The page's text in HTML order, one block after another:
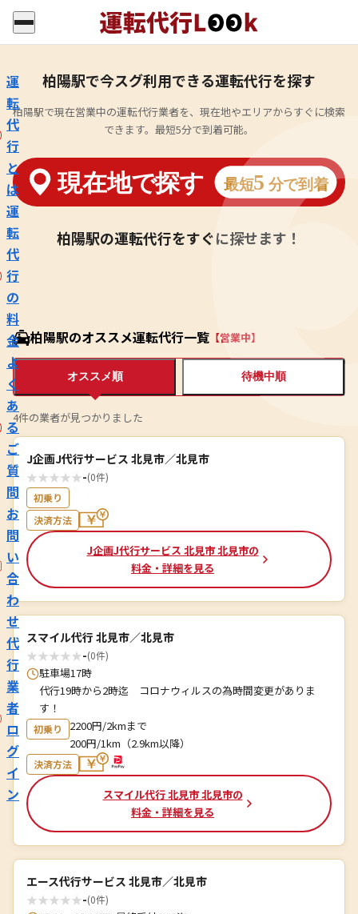
運
転
代
行
と
は
運
転
代
行
の
料
金
よ
く
あ
る
ご
質
問
お
問
い
合
わ
せ
代
行
業
者
ロ
グ
イ
ン
柏陽駅で今スグ利用できる運転代行を探す
柏陽駅で現在営業中の運転代行業者を、現在地やエリアからすぐに検索
できます。最短5分で到着可能。
柏陽駅の運転代行をすぐに探せます！
柏陽駅のオススメ運転代行一覧 【営業中】
オススメ順 待機中順
4件の業者が見つかりました
J企画J代行サービス 北見市／北見市
★★★★★-(0件)
初乗り
決済方法
J企画J代行サービス 北見市 北見市の
料金・詳細を見る
スマイル代行 北見市／北見市
★★★★★-(0件)
駐車場17時
代行19時から2時迄 コロナウィルスの為時間変更がありま
す！
初乗り
2200円/2kmまで
200円/1km（2.9km以降）
決済方法
スマイル代行 北見市 北見市の
料金・詳細を見る
エース代行サービス 北見市／北見市
★★★★★-(0件)